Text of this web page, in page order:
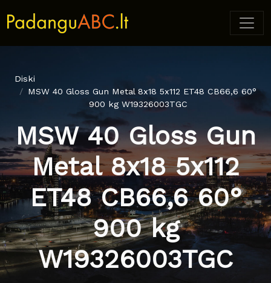
Diski
MSW 40 Gloss Gun Metal 8x18 5x112 ET48 CB66,6 60°
900 kg W19326003TGC
MSW 40 Gloss Gun
Metal 8x18 5x112
ET48 CB66,6 60°
900 kg
W19326003TGC